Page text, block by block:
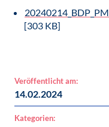
[303 KB]
Veröffentlicht am:
14.02.2024
Kategorien: